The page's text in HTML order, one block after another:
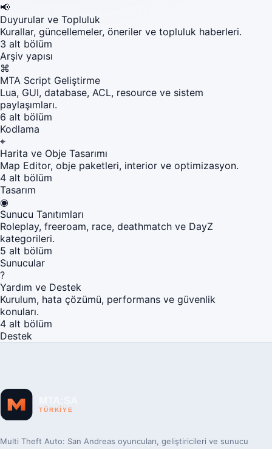
📢
Duyurular ve Topluluk
Kurallar, güncellemeler, öneriler ve topluluk haberleri.
3 alt bölüm
Arşiv yapısı
⌘
MTA Script Geliştirme
Lua, GUI, database, ACL, resource ve sistem
paylaşımları.
6 alt bölüm
Kodlama
⌖
Harita ve Obje Tasarımı
Map Editor, obje paketleri, interior ve optimizasyon.
4 alt bölüm
Tasarım
◉
Sunucu Tanıtımları
Roleplay, freeroam, race, deathmatch ve DayZ
kategorileri.
5 alt bölüm
Sunucular
?
Yardım ve Destek
Kurulum, hata çözümü, performans ve güvenlik
konuları.
4 alt bölüm
Destek
Multi Theft Auto: San Andreas oyuncuları, geliştiricileri ve sunucu